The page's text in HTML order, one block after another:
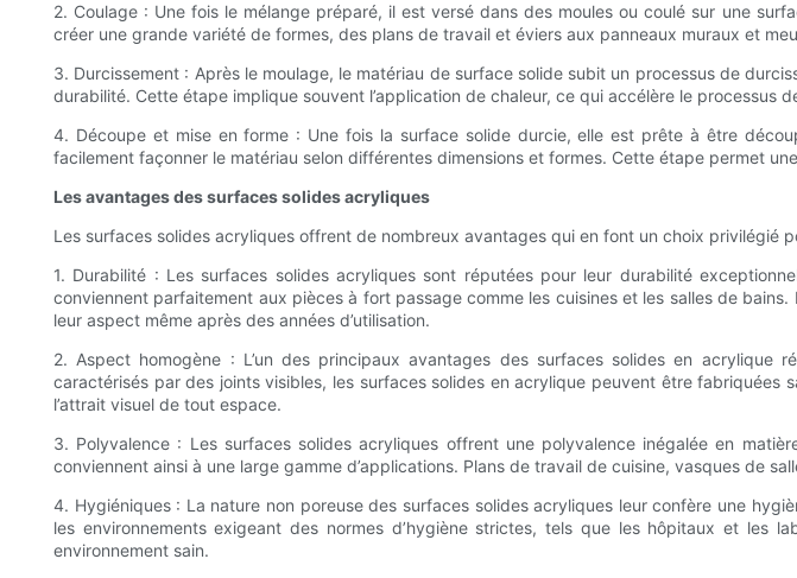
2. Coulage : Une fois le mélange préparé, il est versé dans des moules ou coulé sur une
créer une grande variété de formes, des plans de travail et éviers aux panneaux muraux et
3. Durcissement : Après le moulage, le matériau de surface solide subit un processus de
durabilité. Cette étape implique souvent l’application de chaleur, ce qui accélère le processus
4. Découpe et mise en forme : Une fois la surface solide durcie, elle est prête à être
facilement façonner le matériau selon différentes dimensions et formes. Cette étape permet
Les avantages des surfaces solides acryliques
Les surfaces solides acryliques offrent de nombreux avantages qui en font un choix privilégié
1. Durabilité : Les surfaces solides acryliques sont réputées pour leur durabilité
conviennent parfaitement aux pièces à fort passage comme les cuisines et les salles de
leur aspect même après des années d’utilisation.
2. Aspect homogène : L’un des principaux avantages des surfaces solides en acrylique
caractérisés par des joints visibles, les surfaces solides en acrylique peuvent être
l’attrait visuel de tout espace.
3. Polyvalence : Les surfaces solides acryliques offrent une polyvalence inégalée en
conviennent ainsi à une large gamme d’applications. Plans de travail de cuisine, vasques de
4. Hygiéniques : La nature non poreuse des surfaces solides acryliques leur confère une
les environnements exigeant des normes d’hygiène strictes, tels que les hôpitaux et les
environnement sain.